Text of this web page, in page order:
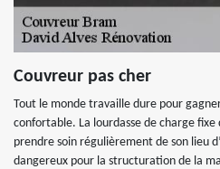
Couvreur pas cher
Tout le monde travaille dure pour
confortable. La lourdasse de charge fixe
prendre soin régulièrement de son lieu
dangereux pour la structuration de la